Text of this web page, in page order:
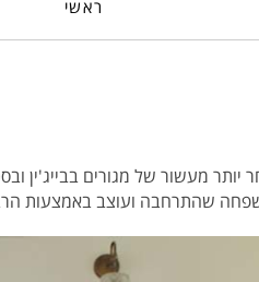
ראשי
יותר מעשור של מגורים בבייג'ין
שהתרחבה ועוצב באמצעות הרבה